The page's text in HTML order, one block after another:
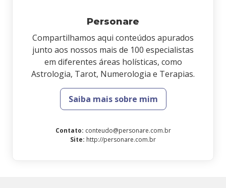
Personare
Compartilhamos aqui conteúdos apurados
junto aos nossos mais de 100 especialistas
em diferentes áreas holísticas, como
Astrologia, Tarot, Numerologia e Terapias.
Saiba mais sobre mim
Contato: conteudo@personare.com.br
Site: http://personare.com.br